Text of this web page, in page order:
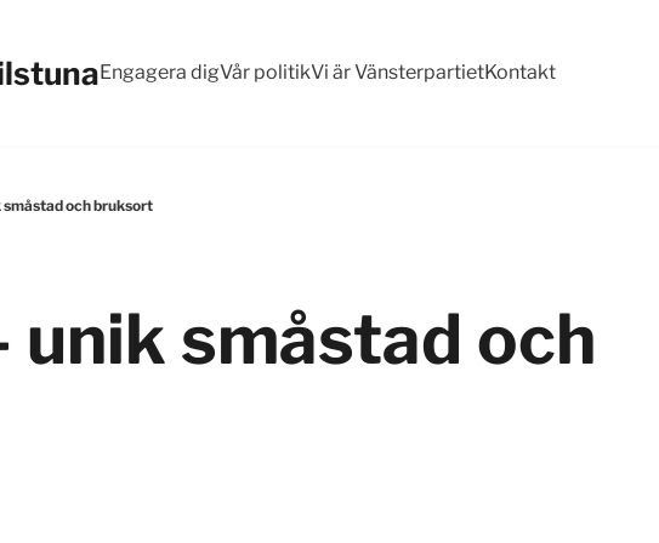
Engagera digVår politikVi är VänsterpartietKontakt
småstad och bruksort
unik småstad och